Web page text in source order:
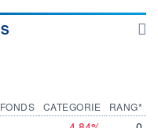
FONDS CATEGORIE RANG*